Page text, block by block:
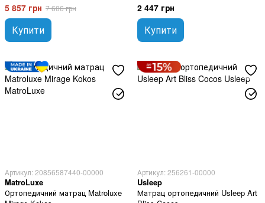
5 857 грн 7 606 грн
Купити
2 447 грн
Купити
Артикул: 20856587440-00000
MatroLuxe
Ортопедичний матрац Matroluxe
Артикул: 256261-00000
Usleep
Матрац ортопедичний Usleep Art